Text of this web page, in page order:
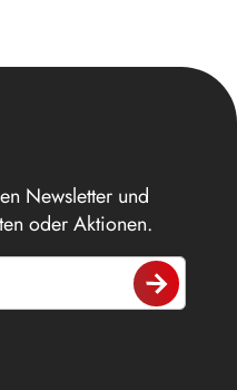
Newsletter und
oder Aktionen.